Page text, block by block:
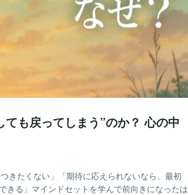
ても戻ってしまう”のか？ 心の中
たくない」「期待に応えられないなら、最初
きる」マインドセットを学んで前向きになったは